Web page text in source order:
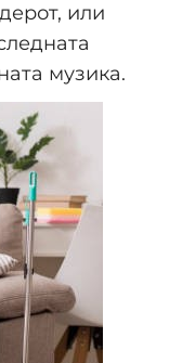
или
музика.